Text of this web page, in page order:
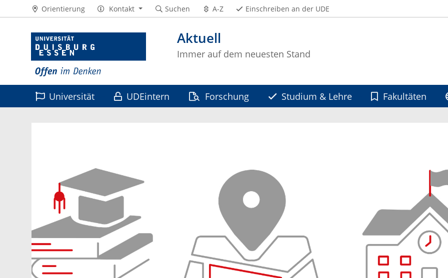
Aktuell
Immer auf dem neuesten Stand
Orientierung Kontakt Suchen A-Z Einschreiben an der UDE
Universität UDEintern Forschung Studium & Lehre Fakultäten